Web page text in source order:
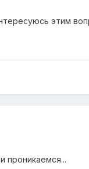
этим
проникаемся...